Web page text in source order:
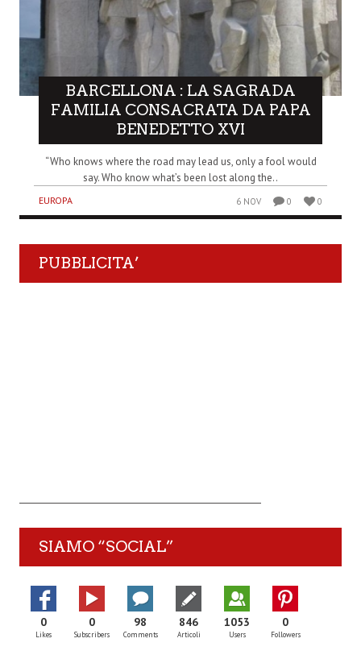
BARCELLONA : LA SAGRADA
FAMILIA CONSACRATA DA PAPA
BENEDETTO XVI
“Who knows where the road may lead us, only a fool would
say. Who know what’s been lost along the..
EUROPA 6 NOV 0 0
PUBBLICITA’
SIAMO “SOCIAL”
0
Likes
0
Subscribers
98
Comments
846
Articoli
1053
Users
0
Followers